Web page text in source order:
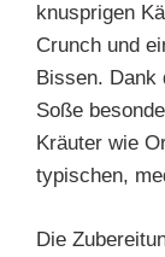
knusprigen
Crunch und
Bissen. Dank
Soße
Kräuter wie
typischen,
Die